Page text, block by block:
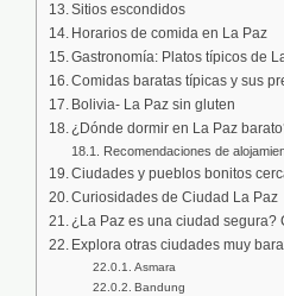
Sitios escondidos
Horarios de comida en La Paz
Gastronomía: Platos típicos de
Comidas baratas típicas y sus
Bolivia- La Paz sin gluten
¿Dónde dormir en La Paz
Recomendaciones de
Ciudades y pueblos bonitos
Curiosidades de Ciudad La Paz
¿La Paz es una ciudad segura?
Explora otras ciudades muy
Asmara
Bandung